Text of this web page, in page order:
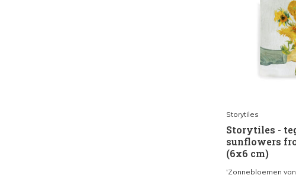
Storytiles
Storytiles -
sunflowers
(6x6 cm)
'Zonnebloemen